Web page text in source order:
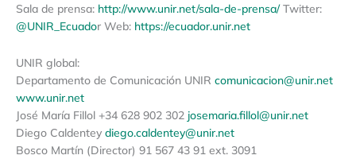
Sala de prensa: http://www.unir.net/sala-de-prensa/Twitter:
@UNIR_Ecuador Web: https://ecuador.unir.net
UNIR global:
Departamento de Comunicación UNIR comunicacion@unir.net
www.unir.net
José María Fillol +34 628 902 302 josemaria.fillol@unir.net
Diego Caldentey diego.caldentey@unir.net
Bosco Martín (Director) 91 567 43 91 ext. 3091